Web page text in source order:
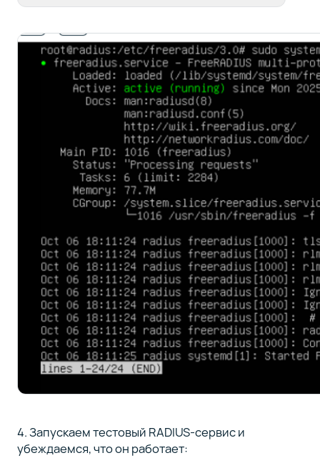
4. Запускаем тестовый RADIUS-сервис и
убеждаемся, что он работает: